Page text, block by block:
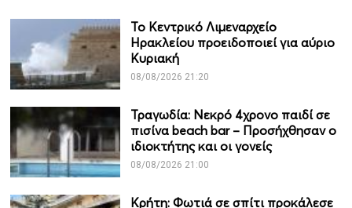
Το Κεντρικό Λιμεναρχείο
Ηρακλείου προειδοποιεί για αύριο
Κυριακή
08/08/2026 21:20
Τραγωδία: Νεκρό 4χρονο παιδί σε
πισίνα beach bar – Προσήχθησαν ο
ιδιοκτήτης και οι γονείς
08/08/2026 21:00
Κρήτη: Φωτιά σε σπίτι προκάλεσε